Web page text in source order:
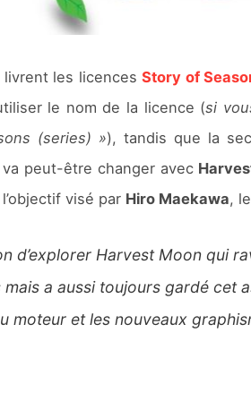
livrent les licencesStory of
le nom de la licence (si
(series) »), tandis que la
peut-être changer avec
visé par Hiro Maekawa,
d’explorer Harvest Moon qui
a aussi toujours gardé
moteur et les nouveaux